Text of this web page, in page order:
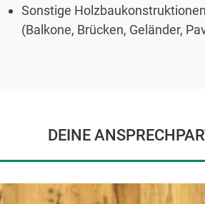
Sonstige
(Balkone, Brücken, Geländer,
DEINE